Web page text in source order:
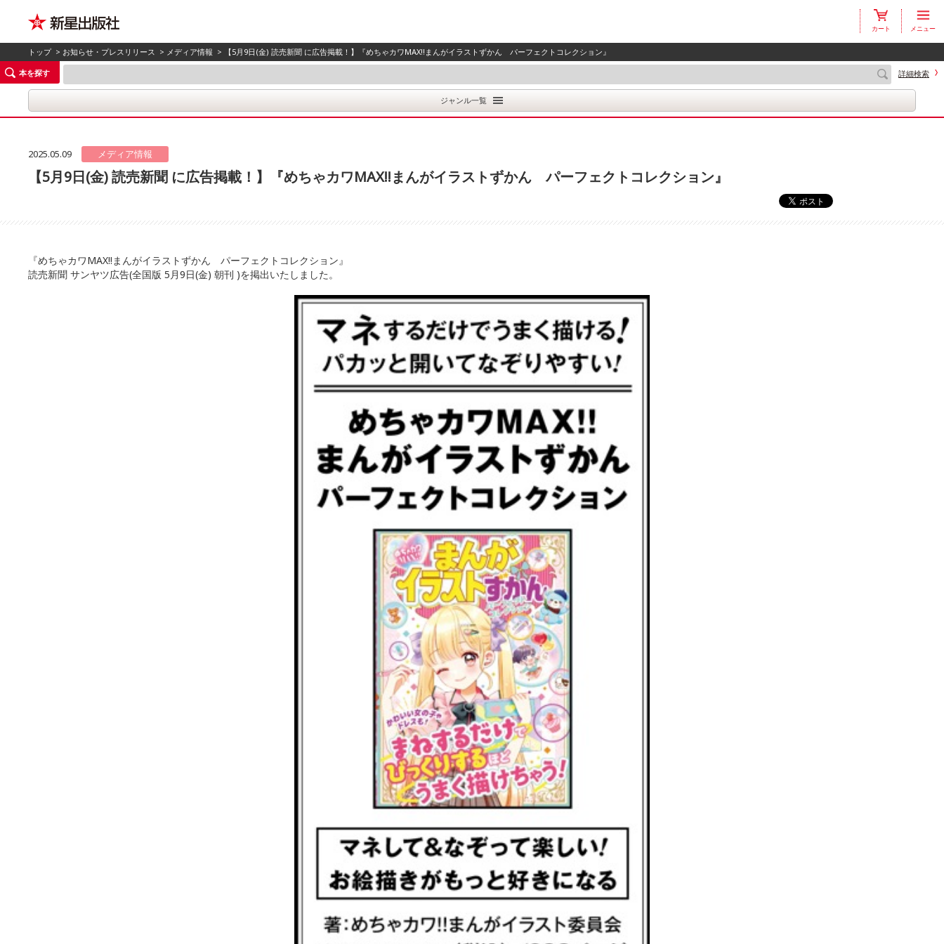
カート メニュー
トップ> お知らせ・プレスリリース > メディア情報 > 【5月9日(金) 読売新聞 に広告掲載！】『めちゃカワMAX!!まんがイラストずかん パーフェクトコレクション』
本を探す
詳細検索
ジャンル一覧
2025.05.09 メディア情報
【5月9日(金) 読売新聞 に広告掲載！】『めちゃカワMAX!!まんがイラストずかん パーフェクトコレクション』
『めちゃカワMAX!!まんがイラストずかん パーフェクトコレクション』
読売新聞 サンヤツ広告(全国版 5月9日(金) 朝刊 )を掲出いたしました。